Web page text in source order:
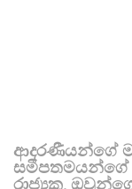
ආදරණීයන්ගේ
රාජ්‍යක,